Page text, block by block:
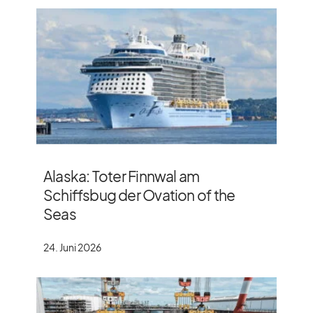
Alaska: Toter Finnwal am
Schiffsbug der Ovation of the
Seas
24. Juni 2026